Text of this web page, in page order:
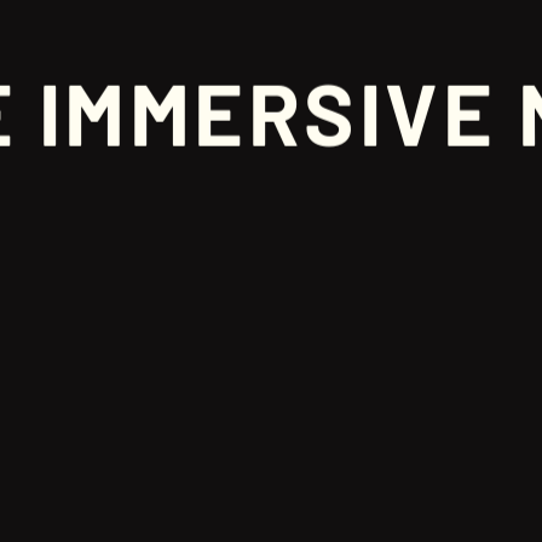
IMMERSIVE